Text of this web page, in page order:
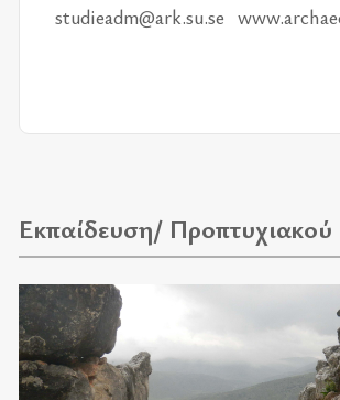
studieadm@ark.su.se
Εκπαίδευση/ Προπτυχιακού